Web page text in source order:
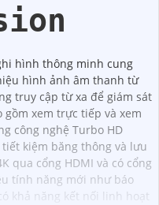
hình thông minh cung
hình ảnh âm thanh từ
truy cập từ xa để giám sát
xem trực tiếp và xem
công nghệ Turbo HD
kiệm băng thông và lưu
qua cổng HDMI và có cổng
tính năng mới như báo
khả năng kết nối linh hoạt